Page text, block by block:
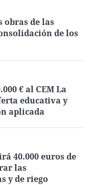
obras de las
de los
€ al CEM La
educativa y
aplicada
40.000 euros de
las
y de riego